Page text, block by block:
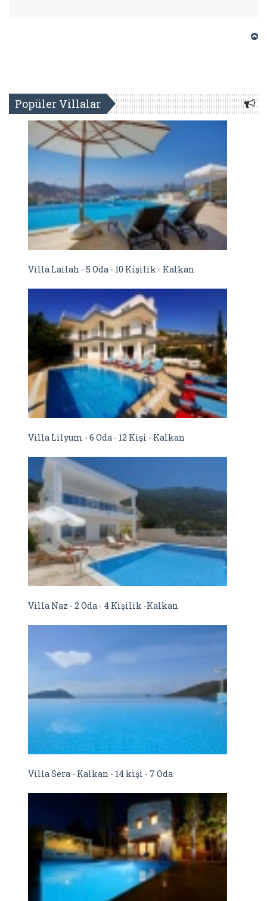
Popüler Villalar
Villa Lailah - 5 Oda - 10 Kişilik - Kalkan
Villa Lilyum - 6 Oda - 12 Kişi - Kalkan
Villa Naz - 2 Oda - 4 Kişilik -Kalkan
Villa Sera - Kalkan - 14 kişi - 7 Oda